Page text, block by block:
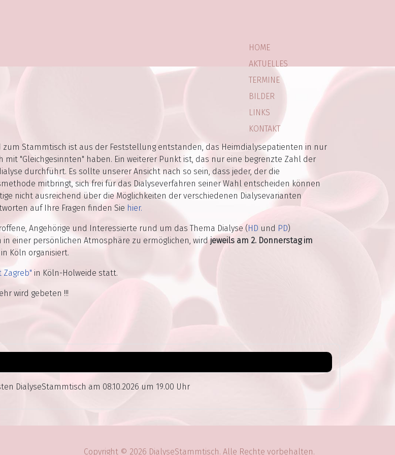
HOME
AKTUELLES
TERMINE
BILDER
LINKS
KONTAKT
Stammtisch ist aus der Feststellung entstanden, das Heimdialysepatienten in nur
"Gleichgesinnten" haben. Ein weiterer Punkt ist, das nur eine begrenzte Zahl der
durchführt. Es sollte unserer Ansicht nach so sein, dass jeder, der die
mitbringt, sich frei für das Dialyseverfahren seiner Wahl entscheiden können
nicht ausreichend über die Möglichkeiten der verschiedenen Dialysevarianten
auf Ihre Fragen finden Sie hier.
Angehörige und Interessierte rund um das Thema Dialyse (HD und PD)
einer persönlichen Atmosphäre zu ermöglichen, wirdjeweils am 2. Donnerstag im
Köln organisiert.
Zagreb" in Köln-Holweide statt.
wird gebeten !!!
DialyseStammtisch am 08.10.2026 um 19.00 Uhr
Copyright © 2026 DialyseStammtisch. Alle Rechte vorbehalten.